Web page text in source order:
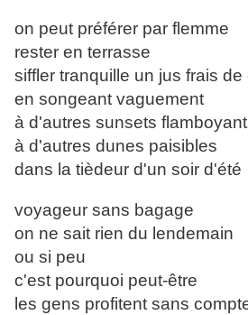
on peut préférer par flemme
rester en terrasse
siffler tranquille un jus frais de
en songeant vaguement
à d'autres sunsets
à d'autres dunes paisibles
dans la tièdeur d'un soir d'été
voyageur sans bagage
on ne sait rien du lendemain
ou si peu
c'est pourquoi peut-être
les gens profitent sans